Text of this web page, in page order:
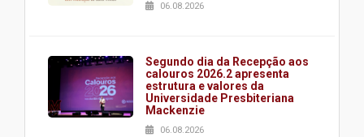
06.08.2026
Segundo dia da Recepção aos
calouros 2026.2 apresenta
estrutura e valores da
Universidade Presbiteriana
Mackenzie
06.08.2026